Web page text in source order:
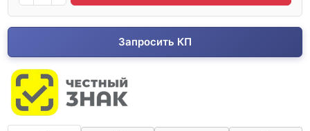
Запросить КП